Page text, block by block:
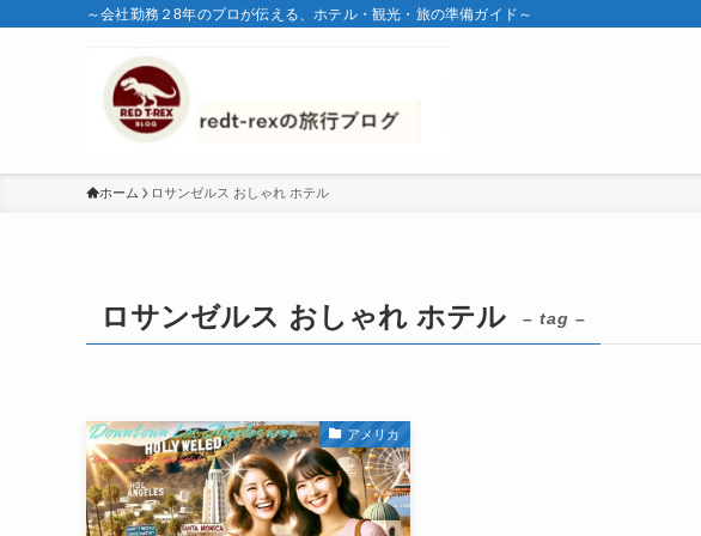
～会社勤務２8年のプロが伝える、ホテル・観光・旅の準備ガイド～
ホーム ロサンゼルス おしゃれ ホテル
ロサンゼルス おしゃれ ホテル – tag –
アメリカ